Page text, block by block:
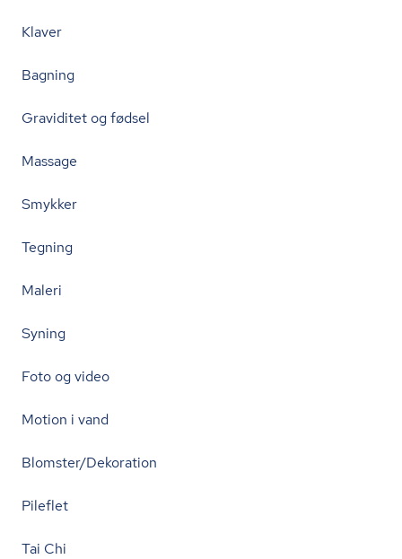
Klaver
Bagning
Graviditet og fødsel
Massage
Smykker
Tegning
Maleri
Syning
Foto og video
Motion i vand
Blomster/Dekoration
Pileflet
Tai Chi